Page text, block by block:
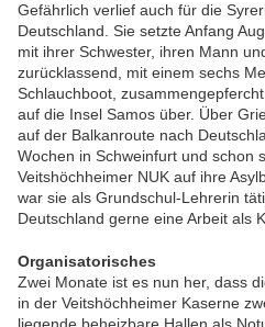
Gefährlich verlief auch für die
Deutschland. Sie setzte Anfang
mit ihrer Schwester, ihren Mann
zurücklassend, mit einem sechs
Schlauchboot,
auf die Insel Samos über. Über
auf der Balkanroute nach
Wochen in Schweinfurt und schon
Veitshöchheimer NUK auf ihre
war sie als Grundschul-Lehrerin
Deutschland gerne eine Arbeit als
Organisatorisches
Zwei Monate ist es nun her, dass
in der Veitshöchheimer Kaserne